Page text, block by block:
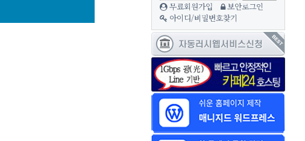
무료회원가입
보안로그인
아이디/비밀번호찾기